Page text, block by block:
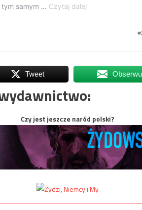
Tweet
Czy jest jeszcze naród polski?